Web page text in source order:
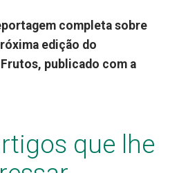
completa sobre
edição do
publicado com a
que lhe